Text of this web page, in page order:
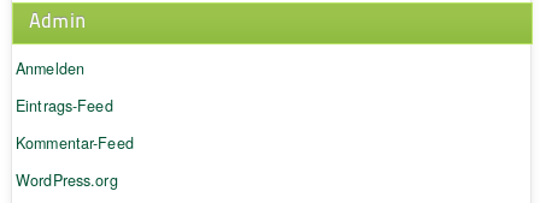
Admin
Anmelden
Eintrags-Feed
Kommentar-Feed
WordPress.org